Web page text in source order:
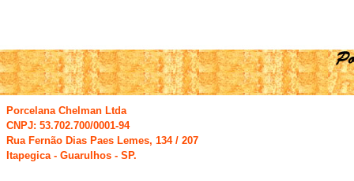
Porcelana Chelman Ltda
CNPJ: 53.702.700/0001-94
Rua Fernão Dias Paes Lemes, 134 / 207
Itapegica - Guarulhos - SP.